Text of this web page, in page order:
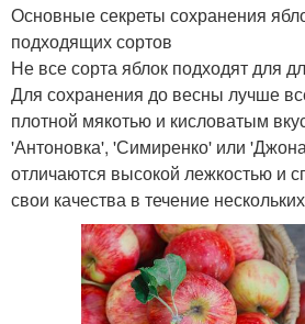
Основные секреты сохранения
подходящих сортов
Не все сорта яблок подходят для
Для сохранения до весны лучше
плотной мякотью и кисловатым
'Антоновка', 'Симиренко' или
отличаются высокой лежкостью и
свои качества в течение